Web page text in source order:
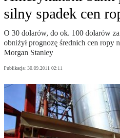
silny spadek cen
O 30 dolarów, do ok. 100 dolarów
obniżył prognozę średnich cen ropy
Morgan Stanley
Publikacja: 30.09.2011 02:11